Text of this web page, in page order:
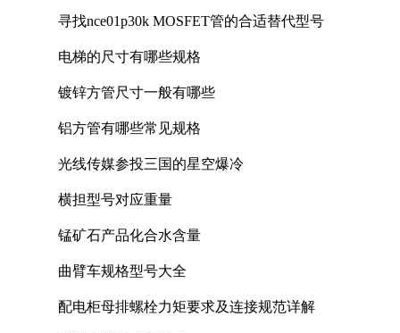
寻找nce01p30k MOSFET管的合适替代型号
电梯的尺寸有哪些规格
镀锌方管尺寸一般有哪些
铝方管有哪些常见规格
光线传媒参投三国的星空爆冷
横担型号对应重量
锰矿石产品化合水含量
曲臂车规格型号大全
配电柜母排螺栓力矩要求及连接规范详解